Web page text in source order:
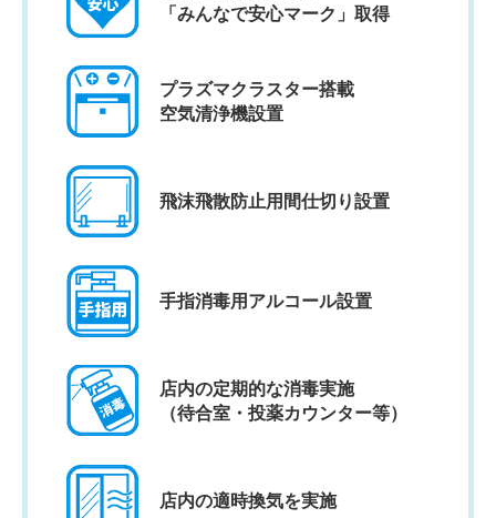
「みんなで安心マーク」取得
プラズマクラスター搭載
空気清浄機設置
飛沫飛散防止用間仕切り設置
手指消毒用アルコール設置
店内の定期的な消毒実施
（待合室・投薬カウンター等）
店内の適時換気を実施